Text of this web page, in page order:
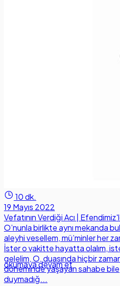
10 dk.
19 Mayıs 2022
Vefatının Verdiği Acı |
O’nunla birlikte aynı mekanda
aleyhi vesellem, mü’minler her
İster o vakitte hayatta olalım,
gelelim, O, duasında hiçbir
döneminde yaşayan sahabe
duymadığ...
okumaya devam et